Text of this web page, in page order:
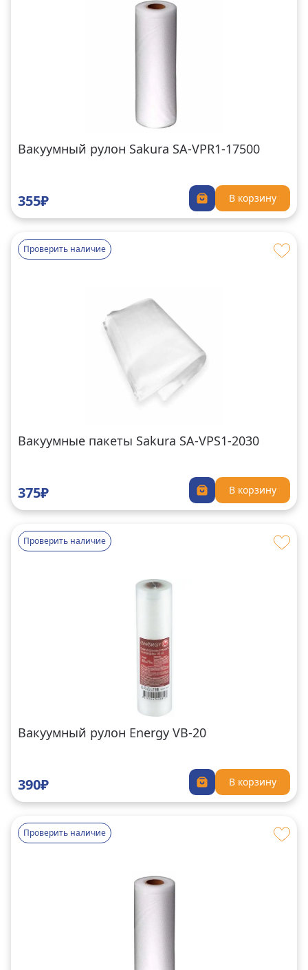
Вакуумный рулон Sakura SA-VPR1-17500
355₽ В корзину
Проверить наличие
Вакуумные пакеты Sakura SA-VPS1-2030
375₽ В корзину
Проверить наличие
Вакуумный рулон Energy VB-20
390₽ В корзину
Проверить наличие